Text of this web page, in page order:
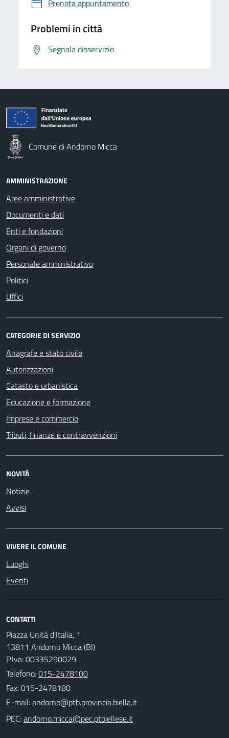
Prenota appuntamento
Problemi in città
Segnala disservizio
Comune di Andorno Micca
AMMINISTRAZIONE
Aree amministrative
Documenti e dati
Enti e fondazioni
Organi di governo
Personale amministrativo
Politici
Uffici
CATEGORIE DI SERVIZIO
Anagrafe e stato civile
Autorizzazioni
Catasto e urbanistica
Educazione e formazione
Imprese e commercio
Tributi, finanze e contravvenzioni
NOVITÀ
Notizie
Avvisi
VIVERE IL COMUNE
Luoghi
Eventi
CONTATTI
Piazza Unità d'Italia, 1
13811 Andorno Micca (BI)
P.Iva: 00335290029
Telefono:015-2478100
Fax: 015-2478180
E-mail:
PEC: